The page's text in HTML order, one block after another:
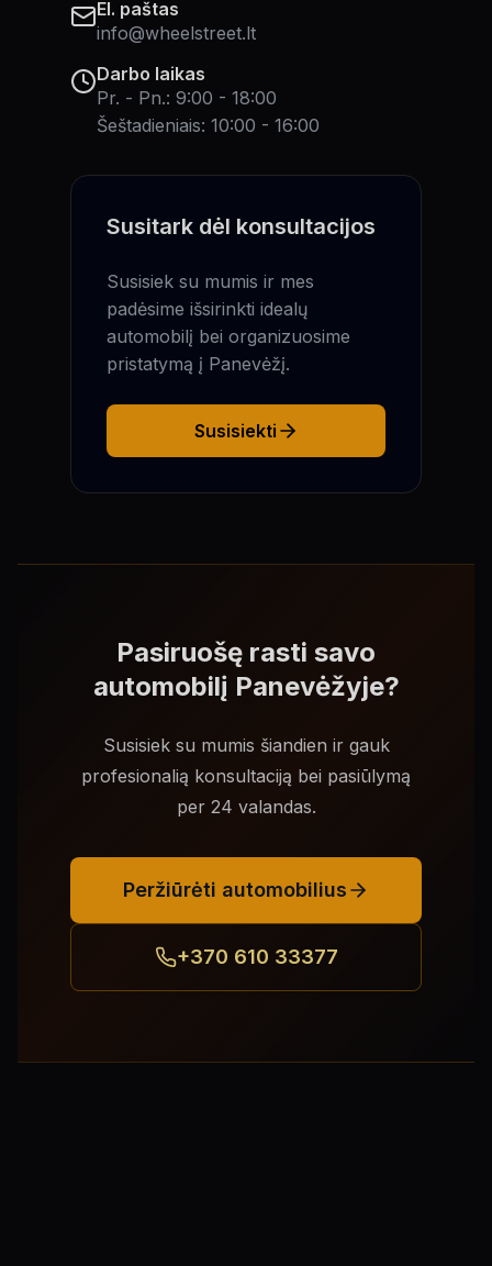
El. paštas
info@wheelstreet.lt
Darbo laikas
Pr. - Pn.: 9:00 - 18:00
Šeštadieniais: 10:00 - 16:00
Susitark dėl konsultacijos
Susisiek su mumis ir mes
padėsime išsirinkti idealų
automobilį bei organizuosime
pristatymą į Panevėžį.
Susisiekti
Pasiruošę rasti savo
automobilį Panevėžyje?
Susisiek su mumis šiandien ir gauk
profesionalią konsultaciją bei pasiūlymą
per 24 valandas.
Peržiūrėti automobilius
+370 610 33377